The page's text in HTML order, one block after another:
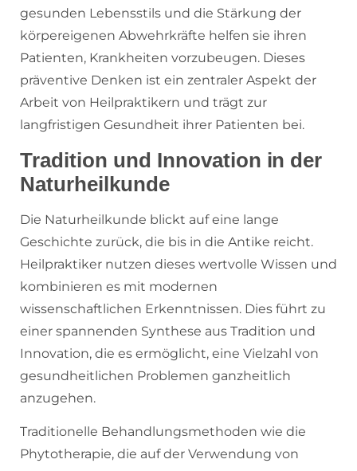
gesunden Lebensstils und die Stärkung der
körpereigenen Abwehrkräfte helfen sie ihren
Patienten, Krankheiten vorzubeugen. Dieses
präventive Denken ist ein zentraler Aspekt der
Arbeit von Heilpraktikern und trägt zur
langfristigen Gesundheit ihrer Patienten bei.
Tradition und Innovation in der
Naturheilkunde
Die Naturheilkunde blickt auf eine lange
Geschichte zurück, die bis in die Antike reicht.
Heilpraktiker nutzen dieses wertvolle Wissen und
kombinieren es mit modernen
wissenschaftlichen Erkenntnissen. Dies führt zu
einer spannenden Synthese aus Tradition und
Innovation, die es ermöglicht, eine Vielzahl von
gesundheitlichen Problemen ganzheitlich
anzugehen.
Traditionelle Behandlungsmethoden wie die
Phytotherapie, die auf der Verwendung von